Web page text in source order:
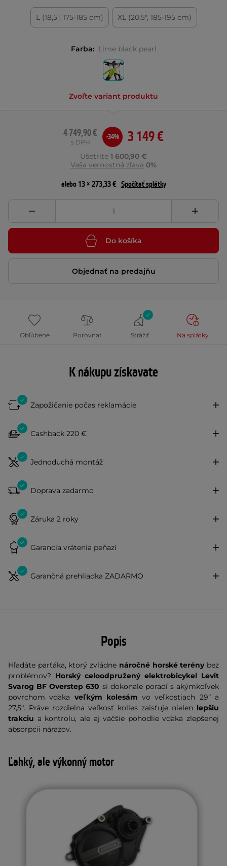
L (18,5", 175-185 cm) XL (20,5", 185-195 cm)
Farba: Lime black pearl
Zvoľte variant produktu
3 149 €
4 749,90 €
s DPH
-34%
Ušetríte 1 600,90 €
Vaša vernostná zľava 0%
alebo 13 × 273,33 € Spočítať splátky
Do košíka
Objednať na predajňu
Obľúbené Porovnať Strážiť Na splátky
K nákupu získavate
Zapožičanie počas reklamácie
Cashback 220 €
Jednoduchá montáž
Doprava zadarmo
Záruka 2 roky
Garancia vrátenia peňazí
Garančná prehliadka ZADARMO
Popis
Hľadáte parťáka, ktorý zvládne náročné horské terénybez
problémov? Horský celoodpružený elektrobicykel Levit
Svarog BF Overstep 630 si dokonale poradí s akýmkoľvek
povrchom vďaka veľkým kolesám vo veľkostiach 29“ a
27,5“. Práve rozdielna veľkosť kolies zaisťuje nielen lepšiu
trakciu a kontrolu, ale aj väčšie pohodlie vďaka zlepšenej
absorpcii nárazov.
Ľahký, ale výkonný motor